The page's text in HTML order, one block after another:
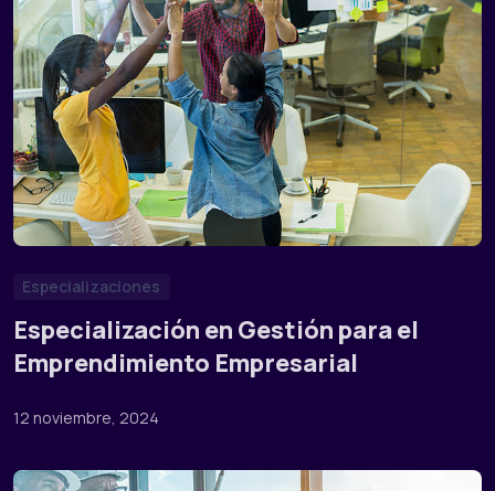
Especializaciones
Especialización en Gestión para el
Emprendimiento Empresarial
12 noviembre, 2024